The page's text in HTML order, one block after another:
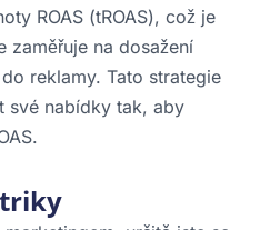
ROAS (tROAS), což je
zaměřuje na dosažení
reklamy. Tato strategie
své nabídky tak, aby